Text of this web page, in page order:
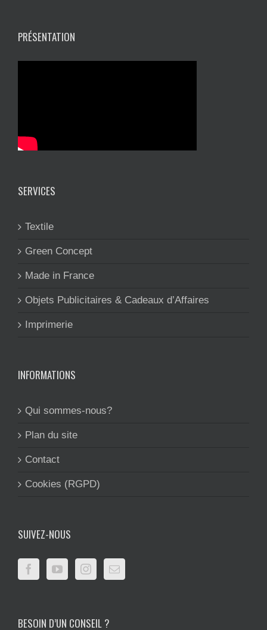
PRÉSENTATION
SERVICES
Textile
Green Concept
Made in France
Objets Publicitaires & Cadeaux d’Affaires
Imprimerie
INFORMATIONS
Qui sommes-nous?
Plan du site
Contact
Cookies (RGPD)
SUIVEZ-NOUS
BESOIN D’UN CONSEIL ?